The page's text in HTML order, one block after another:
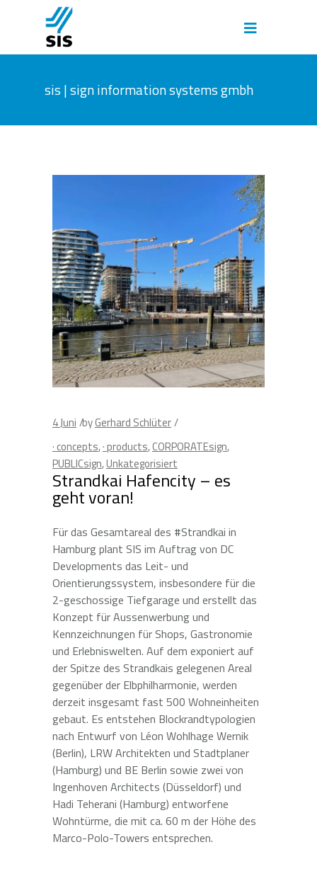
sis | sign information systems gmbh
4Juni byGerhard Schlüter
· concepts,· products,CORPORATEsign,
PUBLICsign,Unkategorisiert
Strandkai Hafencity – es
geht voran!
Für das Gesamtareal des #Strandkai in
Hamburg plant SIS im Auftrag von DC
Developments das Leit- und
Orientierungssystem, insbesondere für die
2-geschossige Tiefgarage und erstellt das
Konzept für Aussenwerbung und
Kennzeichnungen für Shops, Gastronomie
und Erlebniswelten. Auf dem exponiert auf
der Spitze des Strandkais gelegenen Areal
gegenüber der Elbphilharmonie, werden
derzeit insgesamt fast 500 Wohneinheiten
gebaut. Es entstehen Blockrandtypologien
nach Entwurf von Léon Wohlhage Wernik
(Berlin), LRW Architekten und Stadtplaner
(Hamburg) und BE Berlin sowie zwei von
Ingenhoven Architects (Düsseldorf) und
Hadi Teherani (Hamburg) entworfene
Wohntürme, die mit ca. 60 m der Höhe des
Marco-Polo-Towers entsprechen.